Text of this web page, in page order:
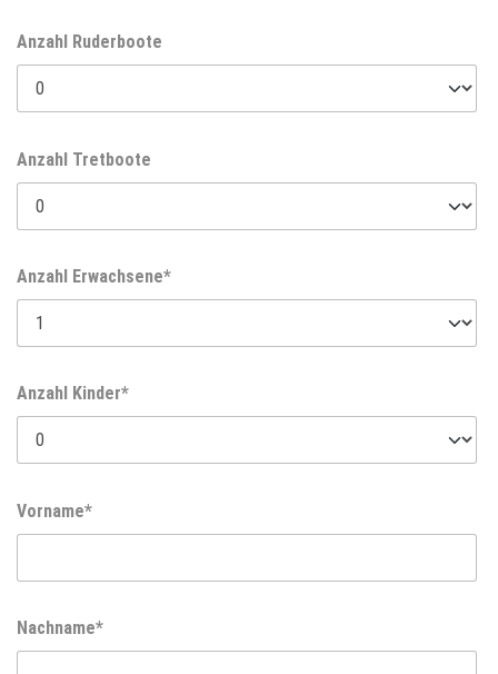
Anzahl Ruderboote
Anzahl Tretboote
Anzahl Erwachsene*
Anzahl Kinder*
Vorname*
Nachname*